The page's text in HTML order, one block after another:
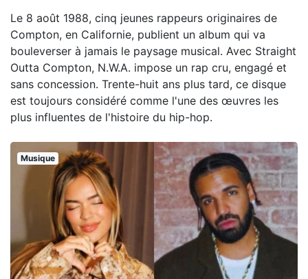
Le 8 août 1988, cinq jeunes rappeurs originaires de
Compton, en Californie, publient un album qui va
bouleverser à jamais le paysage musical. Avec Straight
Outta Compton, N.W.A. impose un rap cru, engagé et
sans concession. Trente-huit ans plus tard, ce disque
est toujours considéré comme l'une des œuvres les
plus influentes de l'histoire du hip-hop.
Musique